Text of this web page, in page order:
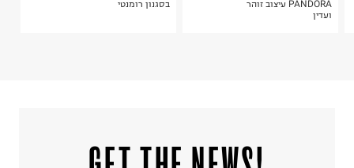
בסגנון רומנטי
PANDORA עיצוב זוהר
ועדין